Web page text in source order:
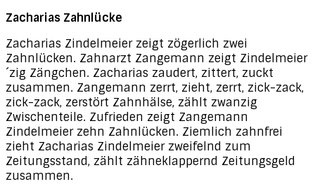
Zacharias Zahnlücke
Zacharias Zindelmeier zeigt zögerlich zwei
Zahnlücken. Zahnarzt Zangemann zeigt Zindelmeier
´zig Zängchen. Zacharias zaudert, zittert, zuckt
zusammen. Zangemann zerrt, zieht, zerrt, zick-zack,
zick-zack, zerstört Zahnhälse, zählt zwanzig
Zwischenteile. Zufrieden zeigt Zangemann
Zindelmeier zehn Zahnlücken. Ziemlich zahnfrei
zieht Zacharias Zindelmeier zweifelnd zum
Zeitungsstand, zählt zähneklappernd Zeitungsgeld
zusammen.